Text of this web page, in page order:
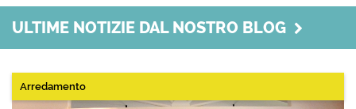
ULTIME NOTIZIE DAL NOSTRO BLOG
Arredamento